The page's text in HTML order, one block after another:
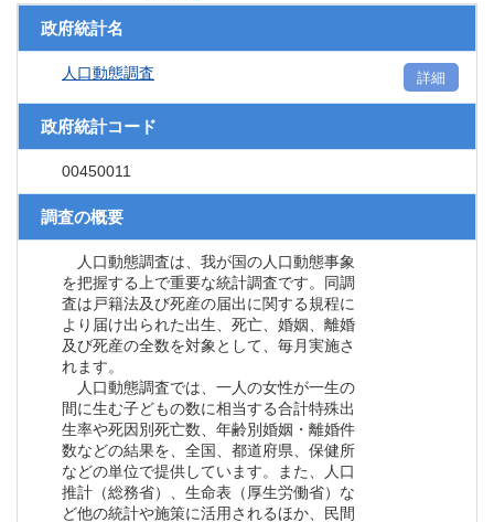
政府統計名
人口動態調査 詳細
政府統計コード
00450011
調査の概要
人口動態調査は、我が国の人口動態事象
を把握する上で重要な統計調査です。同調
査は戸籍法及び死産の届出に関する規程に
より届け出られた出生、死亡、婚姻、離婚
及び死産の全数を対象として、毎月実施さ
れます。
人口動態調査では、一人の女性が一生の
間に生む子どもの数に相当する合計特殊出
生率や死因別死亡数、年齢別婚姻・離婚件
数などの結果を、全国、都道府県、保健所
などの単位で提供しています。また、人口
推計（総務省）、生命表（厚生労働省）な
ど他の統計や施策に活用されるほか、民間